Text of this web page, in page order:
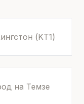
(KT1)
на Темзе